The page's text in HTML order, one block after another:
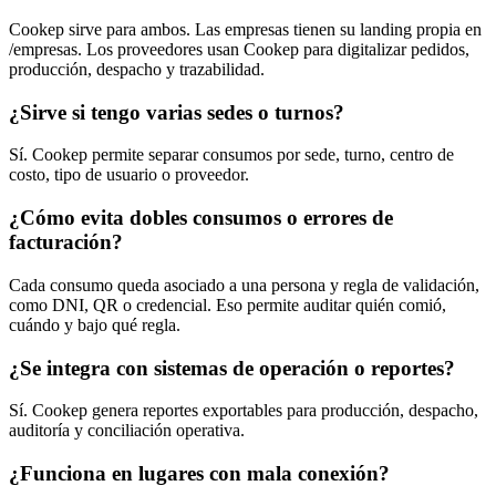
Cookep sirve para ambos. Las empresas tienen su landing propia en
/empresas. Los proveedores usan Cookep para digitalizar pedidos,
producción, despacho y trazabilidad.
¿Sirve si tengo varias sedes o turnos?
Sí. Cookep permite separar consumos por sede, turno, centro de
costo, tipo de usuario o proveedor.
¿Cómo evita dobles consumos o errores de
facturación?
Cada consumo queda asociado a una persona y regla de validación,
como DNI, QR o credencial. Eso permite auditar quién comió,
cuándo y bajo qué regla.
¿Se integra con sistemas de operación o reportes?
Sí. Cookep genera reportes exportables para producción, despacho,
auditoría y conciliación operativa.
¿Funciona en lugares con mala conexión?